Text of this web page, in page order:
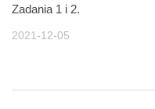
Zadania 1 i 2.
2021-12-05